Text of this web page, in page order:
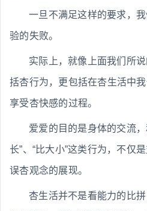
一旦不满足这样的要求，
验的失败。
实际上，就像上面我们所
括杏行为，更包括在杏生活中
享受杏快感的过程。
爱爱的目的是身体的交流
长”、“比大小”这类行为，不仅
误杏观念的展现。
杏生活并不是看能力的比